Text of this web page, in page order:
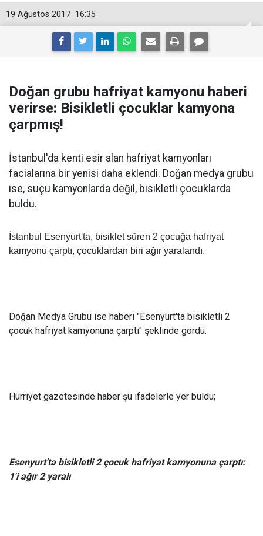
16:35
19 Ağustos 2017
Doğan grubu hafriyat kamyonu haberi
verirse: Bisikletli çocuklar kamyona
çarpmış!
İstanbul'da kenti esir alan hafriyat kamyonları
facialarına bir yenisi daha eklendi. Doğan medya grubu
ise, suçu kamyonlarda değil, bisikletli çocuklarda
buldu.
İstanbul Esenyurt'ta, bisiklet süren 2 çocuğa hafriyat
kamyonu çarptı, çocuklardan biri ağır yaralandı.
Doğan Medya Grubu ise haberi "Esenyurt'ta bisikletli 2
çocuk hafriyat kamyonuna çarptı" şeklinde gördü.
Hürriyet gazetesinde haber şu ifadelerle yer buldu;
Esenyurt'ta bisikletli 2 çocuk hafriyat kamyonuna çarptı:
1'i ağır 2 yaralı